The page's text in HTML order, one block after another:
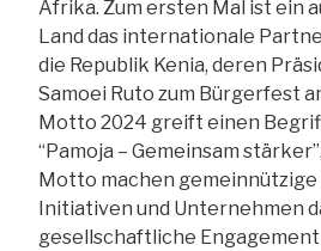
Afrika. Zum ersten Mal ist ein
Land das internationale
die Republik Kenia, deren
Samoei Ruto zum Bürgerfest
Motto 2024 greift einen
“Pamoja – Gemeinsam
Motto machen
Initiativen und Unternehmen
gesellschaftliche Engagement